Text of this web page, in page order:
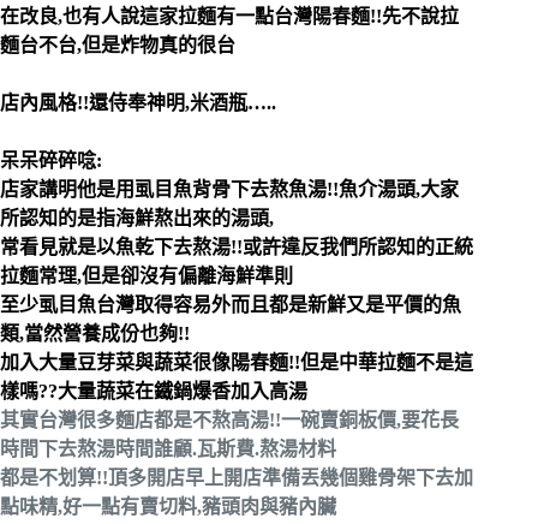
在改良,也有人說這家拉麵有一點台灣陽春麵!!先不說拉
麵台不台,但是炸物真的很台
店內風格!!還侍奉神明,米酒瓶…..
呆呆碎碎唸:
店家講明他是用虱目魚背骨下去熬魚湯!!魚介湯頭,大家
所認知的是指海鮮熬出來的湯頭,
常看見就是以魚乾下去熬湯!!或許違反我們所認知的正統
拉麵常理,但是卻沒有偏離海鮮準則
至少虱目魚台灣取得容易外而且都是新鮮又是平價的魚
類,當然營養成份也夠!!
加入大量豆芽菜與蔬菜很像陽春麵!!但是中華拉麵不是這
樣嗎??大量蔬菜在鐵鍋爆香加入高湯
其實台灣很多麵店都是不熬高湯!!一碗賣銅板價,要花長
時間下去熬湯時間誰顧.瓦斯費.熬湯材料
都是不划算!!頂多開店早上開店準備丟幾個雞骨架下去加
點味精,好一點有賣切料,豬頭肉與豬內臟